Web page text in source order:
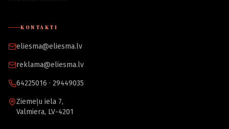
KONTAKTI
eliesma@eliesma.lv
reklama@eliesma.lv
64225016 · 29449035
Ziemeļu iela 7,
Valmiera, LV-4201